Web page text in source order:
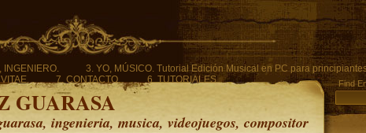
INGENIERO. 3. YO, MÚSICO. Tutorial Edición Musical en PC para
7. CONTACTO. 6. TUTORIALES.
GUARASA
ingenieria, musica, videojuegos, compositor
Find